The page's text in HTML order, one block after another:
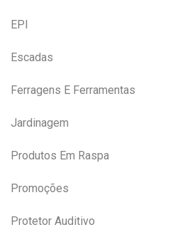
EPI
Escadas
Ferragens E Ferramentas
Jardinagem
Produtos Em Raspa
Promoções
Protetor Auditivo